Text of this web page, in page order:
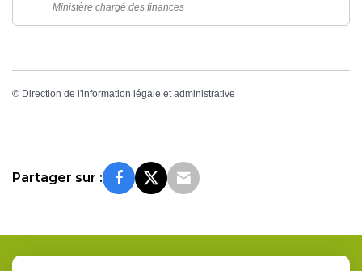
Ministère chargé des finances
© Direction de l'information légale et administrative
Partager sur :